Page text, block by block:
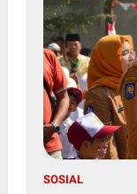
SOSIAL